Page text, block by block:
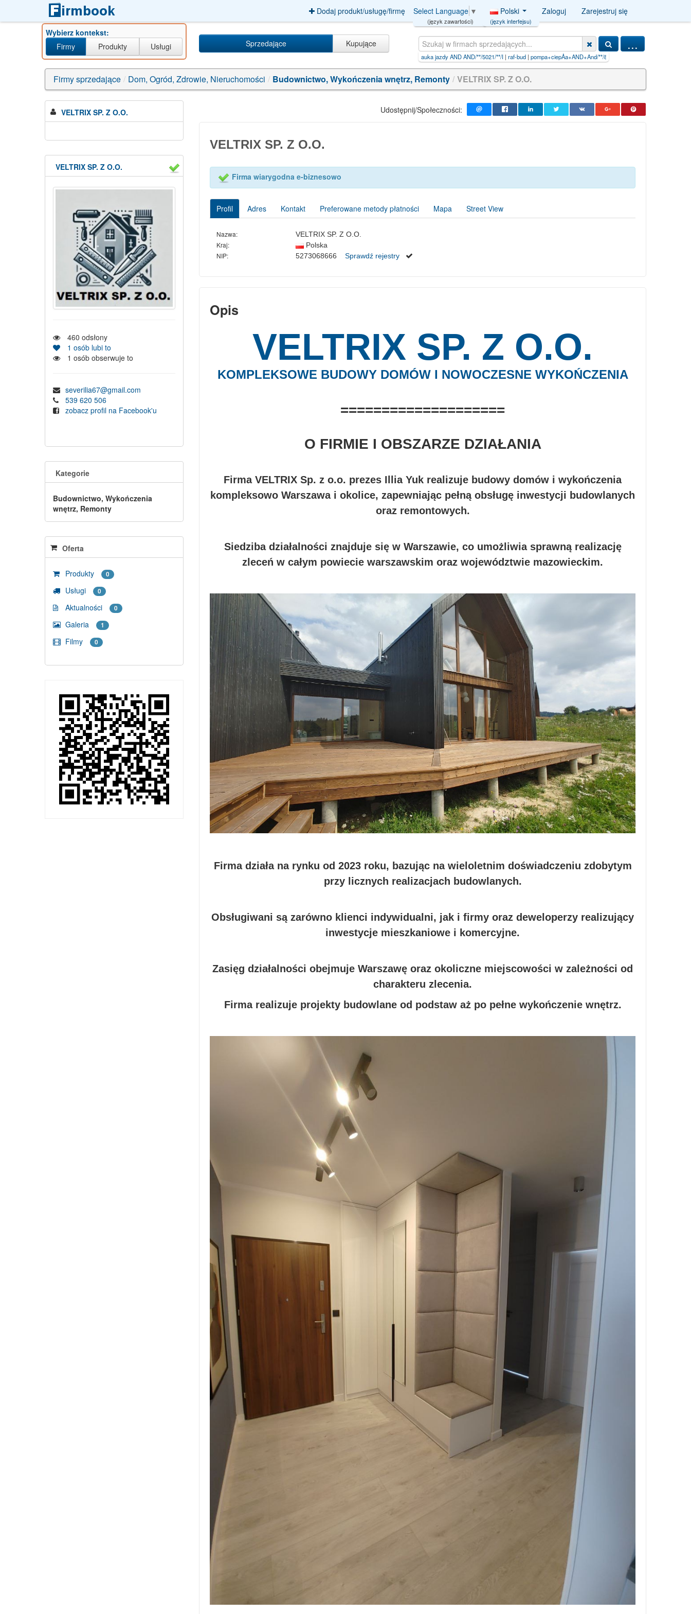
Dodaj produkt/usługę/firmę Select Language ▼
(język zawartości)
Polski
(język interfejsu)
Zaloguj Zarejestruj się
Wybierz kontekst:
Firmy
Produkty Usługi Sprzedające Kupujące ...
nauka jazdy AND AND/**/5021/**/I|raf-bud|pompa+ciepÅa+AND+And/**/8230=(s|iljadore+paszport+do+piękna
Firmy sprzedające / Dom, Ogród, Zdrowie, Nieruchomości / Budownictwo, Wykończenia wnętrz, Remonty / VELTRIX SP. Z O.O.
VELTRIX SP. Z O.O.
VELTRIX SP. Z O.O.
460 odsłony
1 osób lubi to
1 osób obserwuje to
severilia67@gmail.com
539 620 506
zobacz profil na Facebook'u
Kategorie
Budownictwo, Wykończenia
wnętrz, Remonty
Oferta
Produkty 0
Usługi 0
Aktualności 0
Galeria 1
Filmy 0
Udostępnij/Społeczności:
VELTRIX SP. Z O.O.
Firma wiarygodna e-biznesowo
Profil Adres Kontakt Preferowane metody płatności Mapa Street View
Nazwa: VELTRIX SP. Z O.O.
Kraj: Polska
NIP: 5273068666 Sprawdź rejestry
Opis
VELTRIX SP. Z O.O.
KOMPLEKSOWE BUDOWY DOMÓW I NOWOCZESNE WYKOŃCZENIA
====================
O FIRMIE I OBSZARZE DZIAŁANIA
Firma VELTRIX Sp. z o.o. prezes Illia Yuk realizuje budowy domów i wykończenia
kompleksowo Warszawa i okolice, zapewniając pełną obsługę inwestycji budowlanych
oraz remontowych.
Siedziba działalności znajduje się w Warszawie, co umożliwia sprawną realizację
zleceń w całym powiecie warszawskim oraz województwie mazowieckim.
Firma działa na rynku od 2023 roku, bazując na wieloletnim doświadczeniu zdobytym
przy licznych realizacjach budowlanych.
Obsługiwani są zarówno klienci indywidualni, jak i firmy oraz deweloperzy realizujący
inwestycje mieszkaniowe i komercyjne.
Zasięg działalności obejmuje Warszawę oraz okoliczne miejscowości w zależności od
charakteru zlecenia.
Firma realizuje projekty budowlane od podstaw aż po pełne wykończenie wnętrz.